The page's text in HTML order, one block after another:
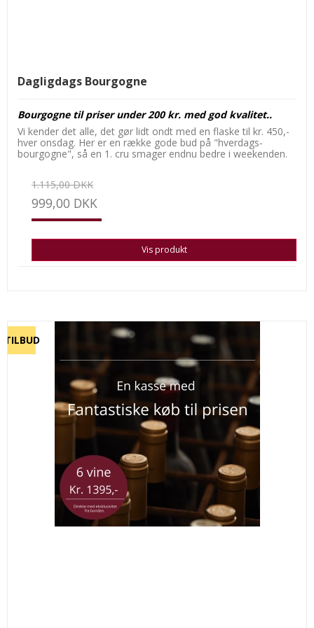
Dagligdags Bourgogne
Bourgogne til priser under 200 kr. med god kvalitet..
Vi kender det alle, det gør lidt ondt med en flaske til kr. 450,-
hver onsdag. Her er en række gode bud på "hverdags-
bourgogne", så en 1. cru smager endnu bedre i weekenden.
1.115,00 DKK
999,00 DKK
Vis produkt
TILBUD